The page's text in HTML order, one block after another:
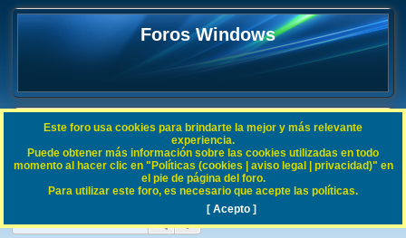
Foros Windows
FAQ
Índice general Procesos Windows
B
Procesos Windows
BuscarBúsqueda avanzada
Este foro usa cookies para brindarte la mejor y más relevante
experiencia.
Puede obtener más información sobre las cookies utilizadas en todo
momento al hacer clic en "Políticas (cookies | aviso legal | privacidad)" en
el pie de página del foro.
Para utilizar este foro, es necesario que acepte las políticas.
[ Acepto ]